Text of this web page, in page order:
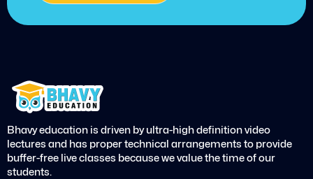
Bhavy education is driven by ultra-high definition video
lectures and has proper technical arrangements to provide
buffer-free live classes because we value the time of our
students.